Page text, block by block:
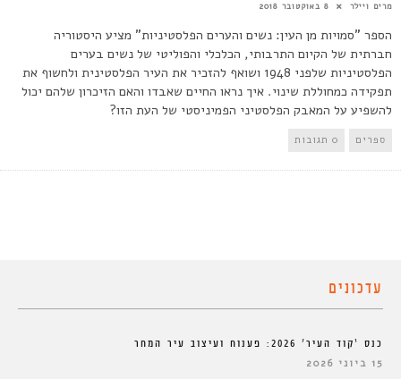
מרים ויילר 8 באוקטובר 2018
הספר "סמויות מן העין: נשים והערים הפלסטיניות" מציע היסטוריה
חברתית של הקיום התרבותי, הכלכלי והפוליטי של נשים בערים
הפלסטיניות שלפני 1948 ושואף להזכיר את העיר הפלסטינית ולחשוף את
תפקידה כמחוללת שינוי. איך נראו החיים שאבדו והאם הזיכרון שלהם יכול
להשפיע על המאבק הפלסטיני הפמיניסטי של העת הזו?
ספרים 0 תגובות
עדכונים
כנס ‘קוד העיר’ 2026: פענוח ועיצוב עיר המחר
15 ביוני 2026